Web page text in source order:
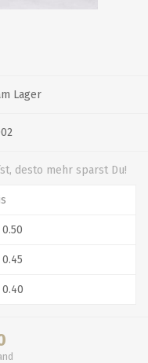
Lager
desto mehr sparst Du!
0.50
0.45
0.40